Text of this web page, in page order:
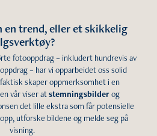
en trend, eller et skikkelig
fotooppdrag – inkludert hundrevis av
– har vi opparbeidet oss solid
skaper oppmerksomhet i en
vår viser atstemningsbilderog
det lille ekstra som får potensielle
utforske bildene og melde seg på
visning.